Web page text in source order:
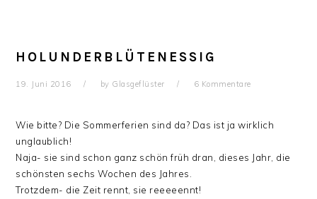
HOLUNDERBLÜTENESSIG
19. Juni 2016 by Glasgeflüster 6 Kommentare
Wie bitte? Die Sommerferien sind da? Das ist ja wirklich
unglaublich!
Naja- sie sind schon ganz schön früh dran, dieses Jahr, die
schönsten sechs Wochen des Jahres.
Trotzdem- die Zeit rennt, sie reeeeennt!